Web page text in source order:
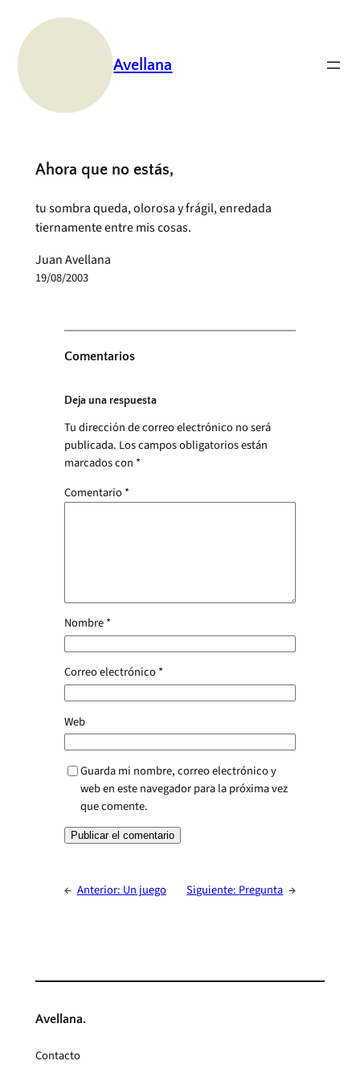
contenido
Avellana
Ahora que no estás,
tu sombra queda, olorosa y frágil, enredada
tiernamente entre mis cosas.
Juan Avellana
19/08/2003
Comentarios
Deja una respuesta
Tu dirección de correo electrónico no será
publicada. Los campos obligatorios están
marcados con *
Comentario*
Nombre*
Correo electrónico*
Web
Guarda mi nombre, correo electrónico y
web en este navegador para la próxima vez
que comente.
← Anterior: Un juego Siguiente: Pregunta →
Avellana.
Contacto